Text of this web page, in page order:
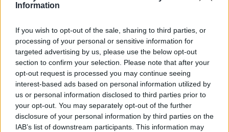
Information
If you wish to opt-out of the sale, sharing to third parties, or
processing of your personal or sensitive information for
targeted advertising by us, please use the below opt-out
section to confirm your selection. Please note that after your
opt-out request is processed you may continue seeing
interest-based ads based on personal information utilized by
us or personal information disclosed to third parties prior to
your opt-out. You may separately opt-out of the further
disclosure of your personal information by third parties on the
IAB’s list of downstream participants. This information may
Beräkna när din familj fyller tex 100 000
dagar eller 100 år
Räkna ut när ni i er familj (eller liknande)
tillsammans fyller tex 100 000 dagar eller 100 år.